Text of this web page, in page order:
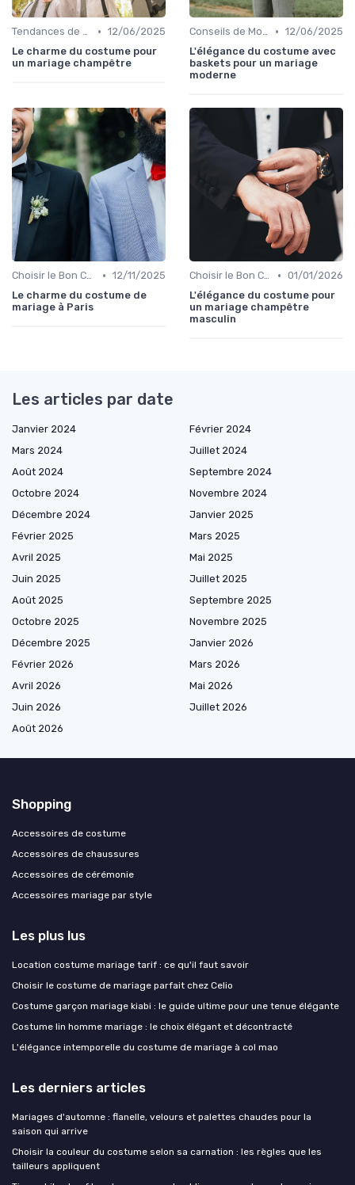
Tendances de Mariages • 12/06/2025
Le charme du costume pour
un mariage champêtre
Conseils de Mode pour le Marié • 12/06/2025
L'élégance du costume avec
baskets pour un mariage
moderne
Choisir le Bon Costume • 12/11/2025
Le charme du costume de
mariage à Paris
Choisir le Bon Costume • 01/01/2026
L'élégance du costume pour
un mariage champêtre
masculin
Les articles par date
Janvier 2024
Février 2024
Mars 2024
Juillet 2024
Août 2024
Septembre 2024
Octobre 2024
Novembre 2024
Décembre 2024
Janvier 2025
Février 2025
Mars 2025
Avril 2025
Mai 2025
Juin 2025
Juillet 2025
Août 2025
Septembre 2025
Octobre 2025
Novembre 2025
Décembre 2025
Janvier 2026
Février 2026
Mars 2026
Avril 2026
Mai 2026
Juin 2026
Juillet 2026
Août 2026
Shopping
Accessoires de costume
Accessoires de chaussures
Accessoires de cérémonie
Accessoires mariage par style
Les plus lus
Location costume mariage tarif : ce qu'il faut savoir
Choisir le costume de mariage parfait chez Celio
Costume garçon mariage kiabi : le guide ultime pour une tenue élégante
Costume lin homme mariage : le choix élégant et décontracté
L'élégance intemporelle du costume de mariage à col mao
Les derniers articles
Mariages d'automne : flanelle, velours et palettes chaudes pour la
saison qui arrive
Choisir la couleur du costume selon sa carnation : les règles que les
tailleurs appliquent